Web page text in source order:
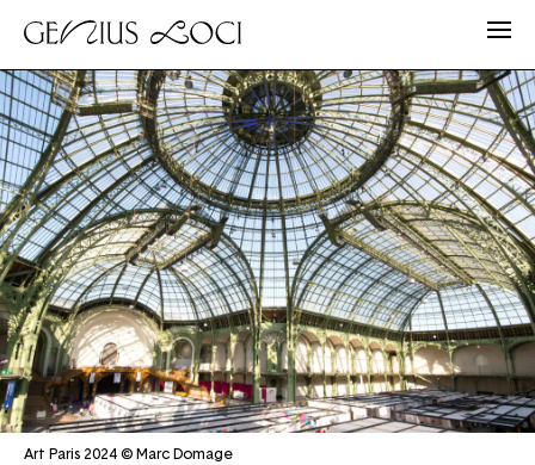
Art Paris 2024 © Marc Domage